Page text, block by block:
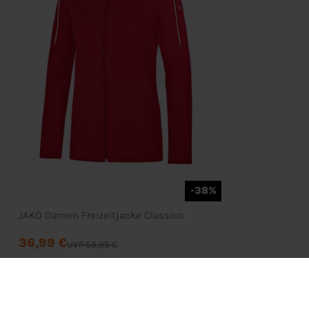
-38%
JAKO Damen Freizeitjacke Classico
UVP 59,99 €
36,99 €
Zahlung & Versand